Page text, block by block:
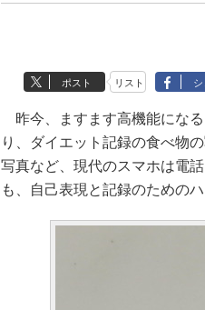
ポスト リスト シ
昨今、ますます高機能にな
り、ダイエット記録の食べ物
写真など、現代のスマホは電
も、自己表現と記録のための